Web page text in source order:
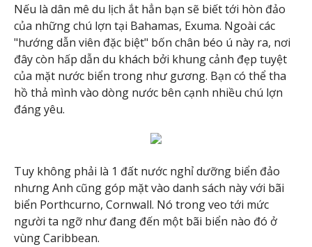
Nếu là dân mê du lịch ắt hẳn bạn sẽ biết tới hòn đảo
của những chú lợn tại Bahamas, Exuma. Ngoài các
"hướng dẫn viên đặc biệt" bốn chân béo ú này ra, nơi
đây còn hấp dẫn du khách bởi khung cảnh đẹp tuyệt
của mặt nước biển trong như gương. Bạn có thể tha
hồ thả mình vào dòng nước bên cạnh nhiều chú lợn
đáng yêu.
Tuy không phải là 1 đất nước nghỉ dưỡng biển đảo
nhưng Anh cũng góp mặt vào danh sách này với bãi
biển Porthcurno, Cornwall. Nó trong veo tới mức
người ta ngỡ như đang đến một bãi biển nào đó ở
vùng Caribbean.